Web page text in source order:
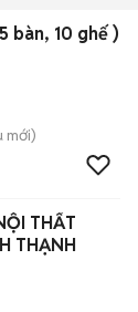
bàn, 10 ghế )
mới)
THẤT
THẠNH